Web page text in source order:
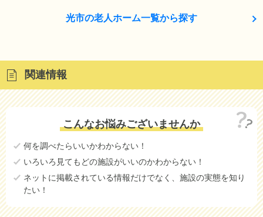
光市の老人ホーム一覧から探す
関連情報
こんなお悩みございませんか
何を調べたらいいかわからない！
いろいろ見てもどの施設がいいのかわからない！
ネットに掲載されている情報だけでなく、施設の実態を知り
たい！